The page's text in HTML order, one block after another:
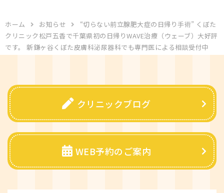
ホーム お知らせ
“切らない前立腺肥大症の日帰り手術” くぼた
クリニック松戸五香で千葉県初の日帰りWAVE治療（ウェーブ）大好評
です。 新鎌ヶ谷くぼた皮膚科泌尿器科でも専門医による相談受付中
クリニックブログ
WEB予約のご案内